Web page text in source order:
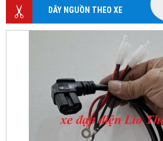
DÂY NGUỒN THEO XE